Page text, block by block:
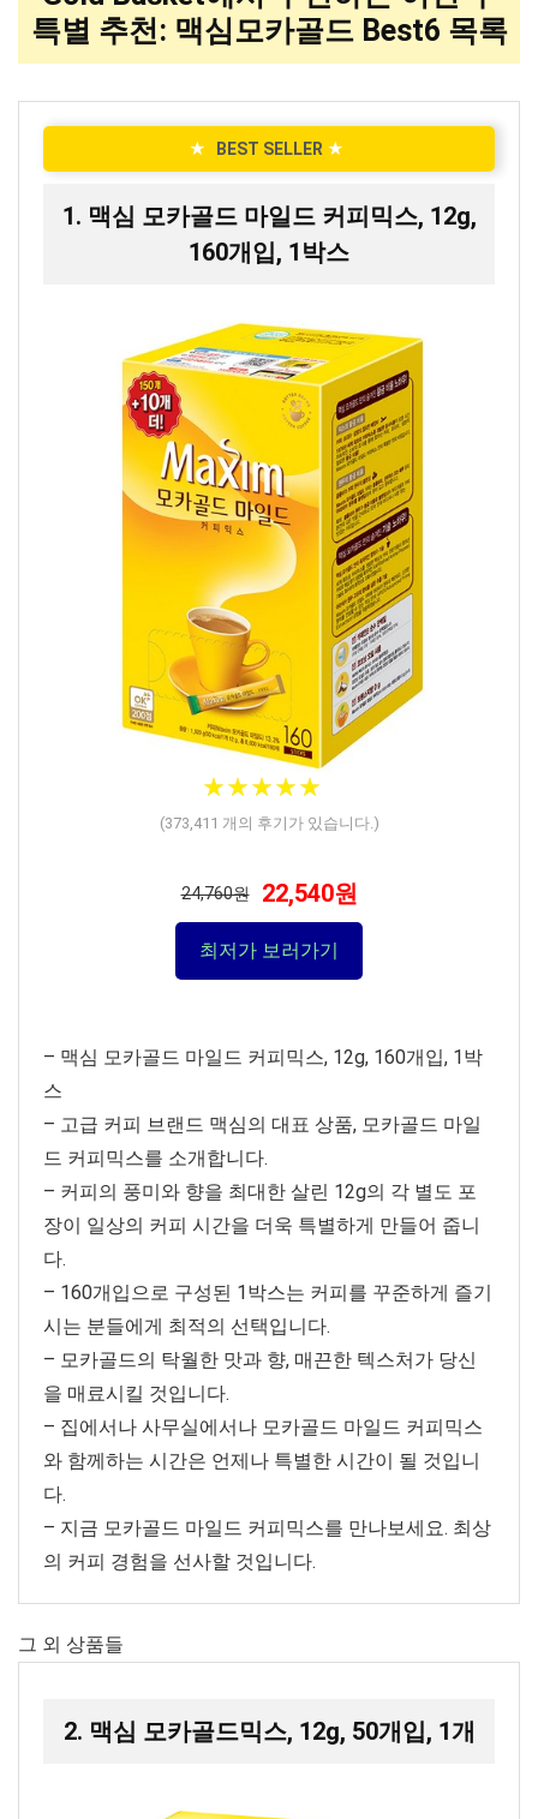
특별 추천: 맥심모카골드 Best6 목록
★ BEST SELLER ★
1. 맥심 모카골드 마일드 커피믹스, 12g,
160개입, 1박스
★★★★★
★★★★★
(373,411 개의 후기가 있습니다.)
24,760원 22,540원
최저가 보러가기
– 맥심 모카골드 마일드 커피믹스, 12g, 160개입, 1박
스
– 고급 커피 브랜드 맥심의 대표 상품, 모카골드 마일
드 커피믹스를 소개합니다.
– 커피의 풍미와 향을 최대한 살린 12g의 각 별도 포
장이 일상의 커피 시간을 더욱 특별하게 만들어 줍니
다.
– 160개입으로 구성된 1박스는 커피를 꾸준하게 즐기
시는 분들에게 최적의 선택입니다.
– 모카골드의 탁월한 맛과 향, 매끈한 텍스처가 당신
을 매료시킬 것입니다.
– 집에서나 사무실에서나 모카골드 마일드 커피믹스
와 함께하는 시간은 언제나 특별한 시간이 될 것입니
다.
– 지금 모카골드 마일드 커피믹스를 만나보세요. 최상
의 커피 경험을 선사할 것입니다.
그 외 상품들
2. 맥심 모카골드믹스, 12g, 50개입, 1개